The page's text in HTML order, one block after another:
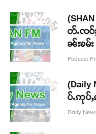
တ်ႉၸဝ်
ၼ်းၶမ်း
Podcast
(Daily
ပ်ႉဢုပ်
Daily